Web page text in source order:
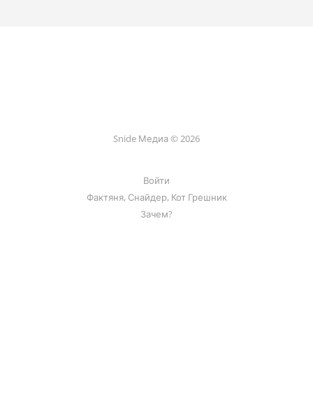
Snide Медиа © 2026
Войти
Фактяня, Снайдер, Кот Грешник
Зачем?